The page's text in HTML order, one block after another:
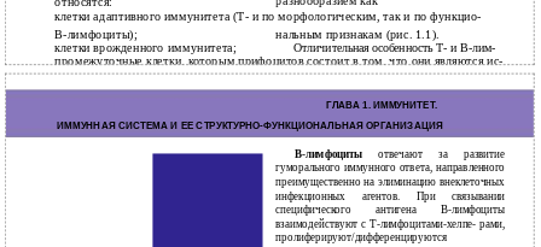
клетки адаптивного иммунитета (Т- и по морфологическим, так и по функцио-
В-лимфоциты);
нальным признакам (рис. 1.1).
клетки врожденного иммунитета; Отличительная особенность Т- и В-лим-
промежуточные клетки, которым прифоцитов состоит в том, что они являются ис-
сущи свойства обеих групп. тинными иммунокомпетентными клетками.
ГЛАВА 1. ИMMУНИТЕТ.
ИММУННАЯ СИСТЕМА И ЕЕ СТРУКТУРНО-ФУНКЦИОНАЛЬНАЯ ОРГАНИЗАЦИЯ
В-лимфоциты отвечают за развитие
гуморального иммунного ответа, направленного
преимущественно на элиминацию внеклеточных
инфекционных агентов. При связывании
специфического антигена В-лимфоциты
взаимодействуют с Т-лимфоцитами-хелпе- рами,
пролиферируют/дифференцируются